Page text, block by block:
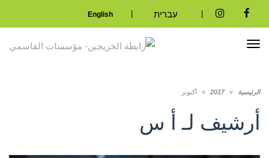
Facebook
Instagram
עברית English
تبديل
الرئيسية »
2017
» أكتوبر
أرشيف لـ أ س